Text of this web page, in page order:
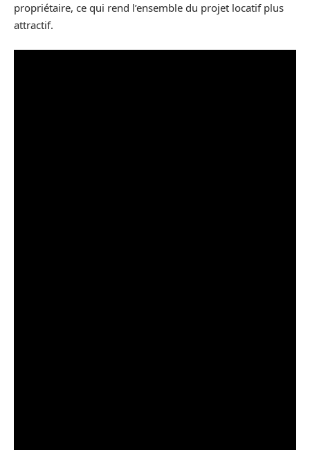
propriétaire, ce qui rend l’ensemble du projet locatif plus
attractif.